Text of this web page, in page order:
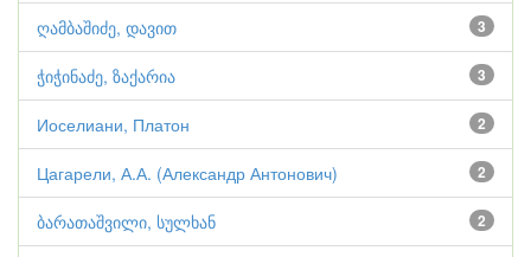
3
ღამბაშიძე, დავით
3
ჭიჭინაძე, ზაქარია
2
Иоселиани, Платон
2
Цагарели, А.А. (Александр Антонович)
2
ბარათაშვილი, სულხან